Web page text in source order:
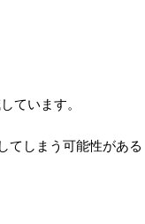
ています。
てしまう可能性がある